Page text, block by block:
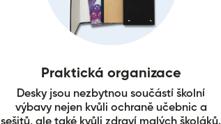
Praktická organizace
Desky jsou nezbytnou součástí školní
výbavy nejen kvůli ochraně učebnic a
sešitů, ale také kvůli zdraví malých školáků.